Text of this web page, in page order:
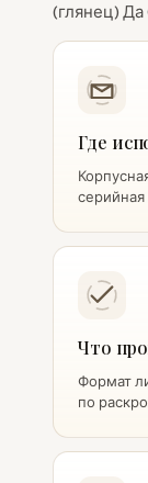
(глянец)
Где
серийная
Что
Формат
по